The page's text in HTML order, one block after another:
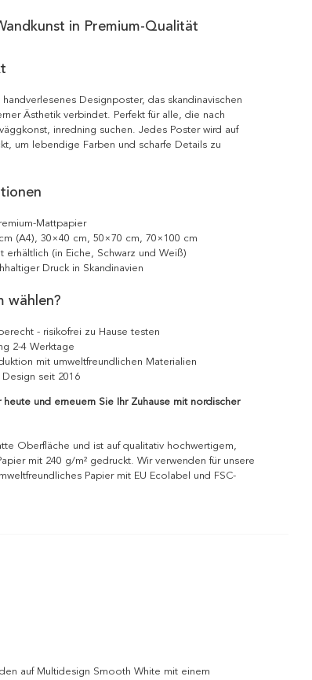
in Premium-Qualität
Designposter, das skandinavischen
Ästhetik verbindet. Perfekt für alle, die nach
inredning suchen. Jedes Poster wird auf
um lebendige Farben und scharfe Details zu
Mattpapier
(A4), 30×40 cm, 50×70 cm, 70×100 cm
erhältlich (in Eiche, Schwarz und Weiß)
Druck in Skandinavien
wählen?
- risikofrei zu Hause testen
2-4 Werktage
mit umweltfreundlichen Materialien
Design seit 2016
heute und erneuern Sie Ihr Zuhause mit nordischer
Oberfläche und ist auf qualitativ hochwertigem,
mit 240 g/m² gedruckt. Wir verwenden für unsere
Papier mit EU Ecolabel und FSC-
auf Multidesign Smooth White mit einem